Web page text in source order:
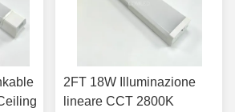
2FT 18W Illuminazione
lineare CCT 2800K